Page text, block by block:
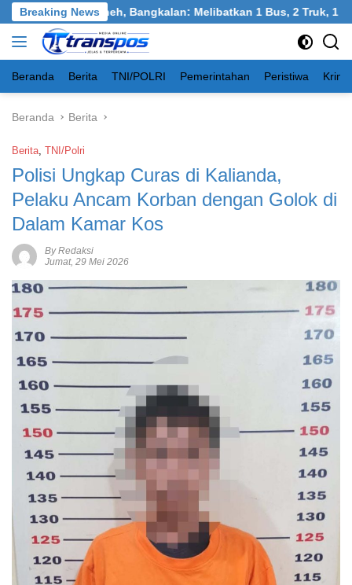
Langsung
ke
konten
Breaking News
Burneh, Bangkalan: Melibatkan 1 Bus, 2 Truk, 1 Mobil, 1
Beranda Berita TNI/POLRI Pemerintahan Peristiwa
Beranda Berita
Berita, TNI/Polri
Polisi Ungkap Curas di Kalianda,
Pelaku Ancam Korban dengan Golok di
Dalam Kamar Kos
By Redaksi
Jumat, 29 Mei 2026